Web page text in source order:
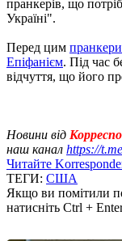
пранкерів, що
Україні".
Перед цим
Епіфанієм. Під час
відчуття, що його
Новини від
наш канал https://
Читайте
ТЕГИ: США
Якщо ви помітили
натисніть Ctrl +